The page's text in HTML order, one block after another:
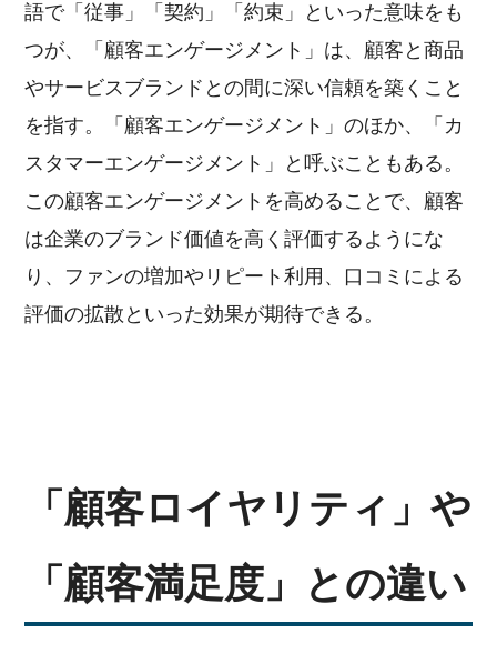
語で「従事」「契約」「約束」といった意味をも
つが、「顧客エンゲージメント」は、顧客と商品
やサービスブランドとの間に深い信頼を築くこと
を指す。「顧客エンゲージメント」のほか、「カ
スタマーエンゲージメント」と呼ぶこともある。
この顧客エンゲージメントを高めることで、顧客
は企業のブランド価値を高く評価するようにな
り、ファンの増加やリピート利用、口コミによる
評価の拡散といった効果が期待できる。
「顧客ロイヤリティ」や
「顧客満足度」との違い